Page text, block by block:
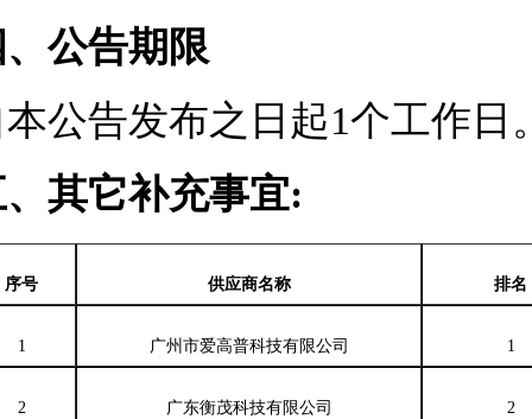
、公告期限
公告发布之日起1个工作日
、其它补充事宜:
序号 供应商名称 排名
1 广州市爱高普科技有限公司 1
2 广东衡茂科技有限公司 2